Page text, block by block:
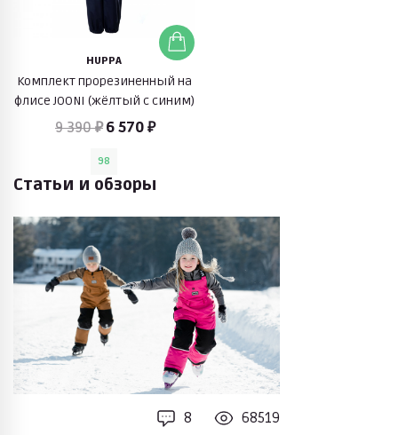
HUPPA
Комплект прорезиненный на
флисе JOONI (жёлтый с синим)
9 390 ₽ 6 570 ₽
98
Статьи и обзоры
8
68519